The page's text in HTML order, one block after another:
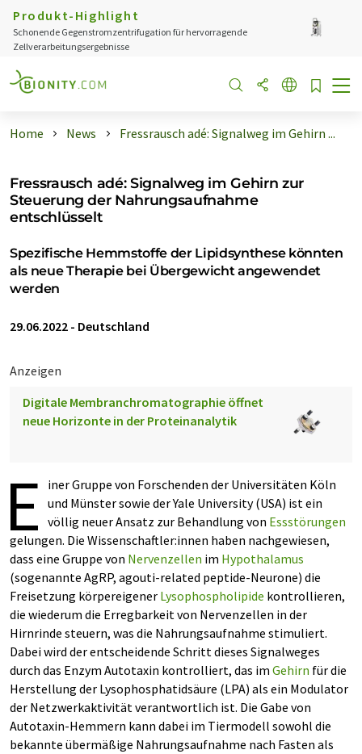
Produkt-Highlight
Schonende Gegenstromzentrifugation für hervorragende
Zellverarbeitungsergebnisse
Home News Fressrausch adé: Signalweg im Gehirn ...
Fressrausch adé: Signalweg im Gehirn zur
Steuerung der Nahrungsaufnahme
entschlüsselt
Spezifische Hemmstoffe der Lipidsynthese könnten
als neue Therapie bei Übergewicht angewendet
werden
29.06.2022 - Deutschland
Anzeigen
Digitale Membranchromatographie öffnet
neue Horizonte in der Proteinanalytik
E
iner Gruppe von Forschenden der Universitäten Köln
und Münster sowie der Yale University (USA) ist ein
völlig neuer Ansatz zur Behandlung von Essstörungen
gelungen. Die Wissenschaftler:innen haben nachgewiesen,
dass eine Gruppe von Nervenzellen im Hypothalamus
(sogenannte AgRP, agouti-related peptide-Neurone) die
Freisetzung körpereigener Lysophospholipide kontrollieren,
die wiederum die Erregbarkeit von Nervenzellen in der
Hirnrinde steuern, was die Nahrungsaufnahme stimuliert.
Dabei wird der entscheidende Schritt dieses Signalweges
durch das Enzym Autotaxin kontrolliert, das im Gehirn für die
Herstellung der Lysophosphatidsäure (LPA) als ein Modulator
der Netzwerkaktivität verantwortlich ist. Die Gabe von
Autotaxin-Hemmern kann dabei im Tiermodell sowohl die
bekannte übermäßige Nahrungsaufnahme nach Fasten als